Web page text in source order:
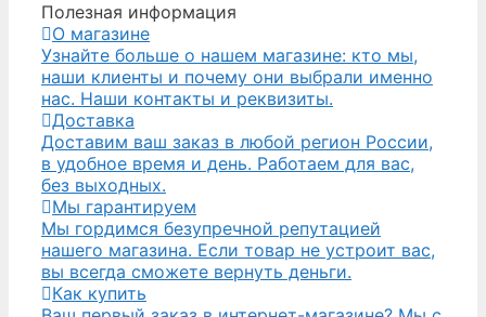
Полезная информация
О магазине
Узнайте больше о нашем магазине: кто мы,
наши клиенты и почему они выбрали именно
нас. Наши контакты и реквизиты.
Доставка
Доставим ваш заказ в любой регион России,
в удобное время и день. Работаем для вас,
без выходных.
Мы гарантируем
Мы гордимся безупречной репутацией
нашего магазина. Если товар не устроит вас,
вы всегда сможете вернуть деньги.
Как купить